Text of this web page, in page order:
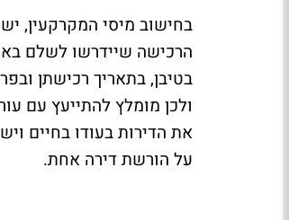
בחישוב מיסי המקרקעין,
הרכישה שיידרשו לשלם
בטיבן, בתאריך רכישתן
ולכן מומלץ להתייעץ עם
את הדירות בעודו בחיים
על הורשת דירה אחת.